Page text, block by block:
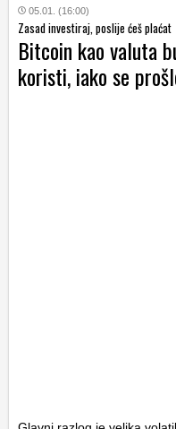
05.01. (16:00)
Zasad investiraj, poslije ćeš plaćat
Bitcoin kao valuta
koristi, iako se